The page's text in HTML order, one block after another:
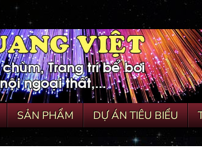
SẢN PHẨM DỰ ÁN TIÊU BIỂU